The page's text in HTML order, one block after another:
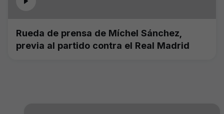
Rueda de prensa de Míchel Sánchez,
previa al partido contra el Real Madrid